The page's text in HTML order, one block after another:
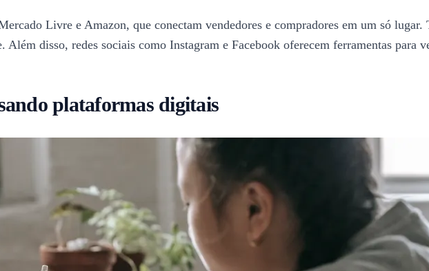
Livre e Amazon, que conectam vendedores e compradores em um só
disso, redes sociais como Instagram e Facebook oferecem ferramentas para
plataformas digitais